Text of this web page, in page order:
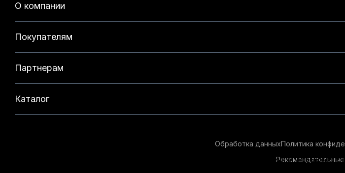
О компании
Покупателям
Партнерам
Каталог
Обработка данныхПолитика
Рекомендательные
Данный веб-сайт использует cookie-файлы и рекомендательные технологии в целях